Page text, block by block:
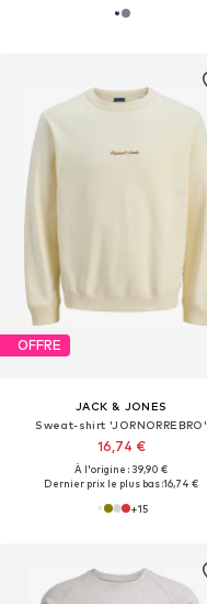
OFFRE
JACK & JONES
Sweat-shirt 'JORNORREBRO'
16,74 €
À l'origine : 39,90 €
Dernier prix le plus bas :16,74 €
+15